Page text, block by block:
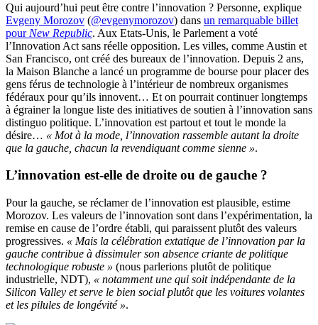
Qui aujourd’hui peut être contre l’innovation ? Personne, explique
Evgeny Morozov (@evgenymorozov) dans un remarquable billet
pour New Republic. Aux Etats-Unis, le Parlement a voté
l’Innovation Act sans réelle opposition. Les villes, comme Austin et
San Francisco, ont créé des bureaux de l’innovation. Depuis 2 ans,
la Maison Blanche a lancé un programme de bourse pour placer des
gens férus de technologie à l’intérieur de nombreux organismes
fédéraux pour qu’ils innovent… Et on pourrait continuer longtemps
à égrainer la longue liste des initiatives de soutien à l’innovation sans
distinguo politique. L’innovation est partout et tout le monde la
désire… « Mot à la mode, l’innovation rassemble autant la droite
que la gauche, chacun la revendiquant comme sienne ».
L’innovation est-elle de droite ou de gauche ?
Pour la gauche, se réclamer de l’innovation est plausible, estime
Morozov. Les valeurs de l’innovation sont dans l’expérimentation, la
remise en cause de l’ordre établi, qui paraissent plutôt des valeurs
progressives. « Mais la célébration extatique de l’innovation par la
gauche contribue à dissimuler son absence criante de politique
technologique robuste » (nous parlerions plutôt de politique
industrielle, NDT), « notamment une qui soit indépendante de la
Silicon Valley et serve le bien social plutôt que les voitures volantes
et les pilules de longévité ».